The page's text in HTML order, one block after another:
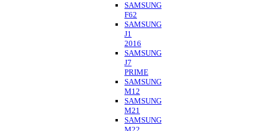
SAMSUNG
F62
SAMSUNG
J1
2016
SAMSUNG
J7
PRIME
SAMSUNG
M12
SAMSUNG
M21
SAMSUNG